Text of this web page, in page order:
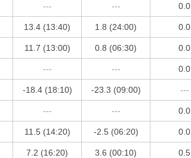
--- --- 0.0
13.4 (13:40) 1.8 (24:00) 0.0
11.7 (13:00) 0.8 (06:30) 0.0
--- --- 0.0
-18.4 (18:10) -23.3 (09:00) ---
--- --- 0.0
11.5 (14:20) -2.5 (06:20) 0.0
7.2 (16:20) 3.6 (00:10) 0.5